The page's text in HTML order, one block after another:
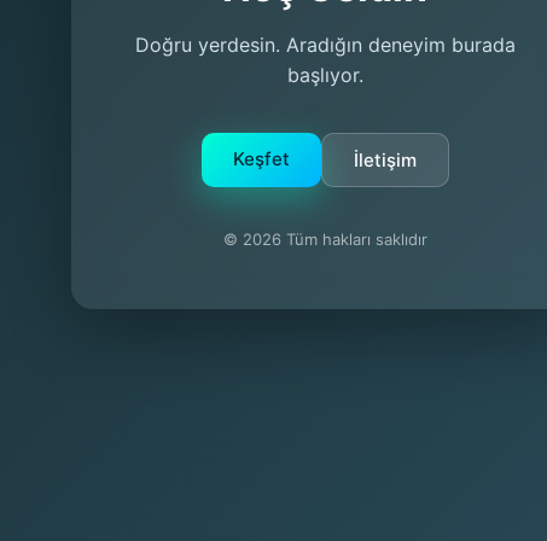
Doğru yerdesin. Aradığın deneyim burada
başlıyor.
Keşfet İletişim
© 2026 Tüm hakları saklıdır